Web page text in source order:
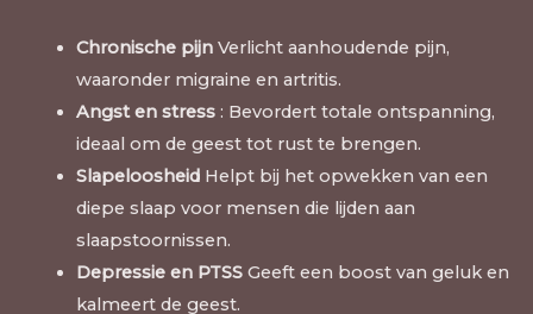
Chronische pijnVerlicht aanhoudende pijn,
waaronder migraine en artritis.
Angst en stress: Bevordert totale ontspanning,
ideaal om de geest tot rust te brengen.
SlapeloosheidHelpt bij het opwekken van een
diepe slaap voor mensen die lijden aan
slaapstoornissen.
Depressie en PTSSGeeft een boost van geluk en
kalmeert de geest.